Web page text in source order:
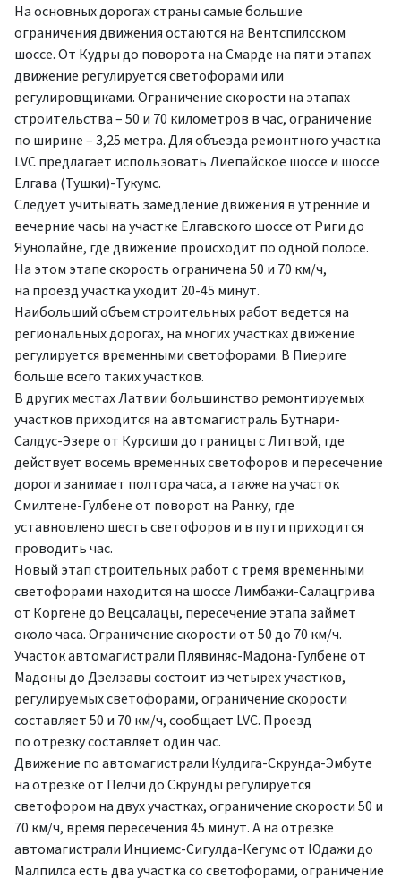
На основных дорогах страны самые большие
ограничения движения остаются на Вентспилсском
шоссе. От Кудры до поворота на Смарде на пяти этапах
движение регулируется светофорами или
регулировщиками. Ограничение скорости на этапах
строительства – 50 и 70 километров в час, ограничение
по ширине – 3,25 метра. Для объезда ремонтного участка
LVC предлагает использовать Лиепайское шоссе и шоссе
Елгава (Тушки)-Тукумс.
Следует учитывать замедление движения в утренние и
вечерние часы на участке Елгавского шоссе от Риги до
Яунолайне, где движение происходит по одной полосе.
На этом этапе скорость ограничена 50 и 70 км/ч,
на проезд участка уходит 20-45 минут.
Наибольший объем строительных работ ведется на
региональных дорогах, на многих участках движение
регулируется временными светофорами. В Пиериге
больше всего таких участков.
В других местах Латвии большинство ремонтируемых
участков приходится на автомагистраль Бутнари-
Салдус-Эзере от Курсиши до границы с Литвой, где
действует восемь временных светофоров и пересечение
дороги занимает полтора часа, а также на участок
Смилтене-Гулбене от поворот на Ранку, где
уставновлено шесть светофоров и в пути приходится
проводить час.
Новый этап строительных работ с тремя временными
светофорами находится на шоссе Лимбажи-Салацгрива
от Коргене до Вецсалацы, пересечение этапа займет
около часа. Ограничение скорости от 50 до 70 км/ч.
Участок автомагистрали Плявиняс-Мадона-Гулбене от
Мадоны до Дзелзавы состоит из четырех участков,
регулируемых светофорами, ограничение скорости
составляет 50 и 70 км/ч, сообщает LVC. Проезд
по отрезку составляет один час.
Движение по автомагистрали Кулдига-Скрунда-Эмбуте
на отрезке от Пелчи до Скрунды регулируется
светофором на двух участках, ограничение скорости 50 и
70 км/ч, время пересечения 45 минут. А на отрезке
автомагистрали Инциемс-Сигулда-Кегумс от Юдажи до
Малпилса есть два участка со светофорами, ограничение